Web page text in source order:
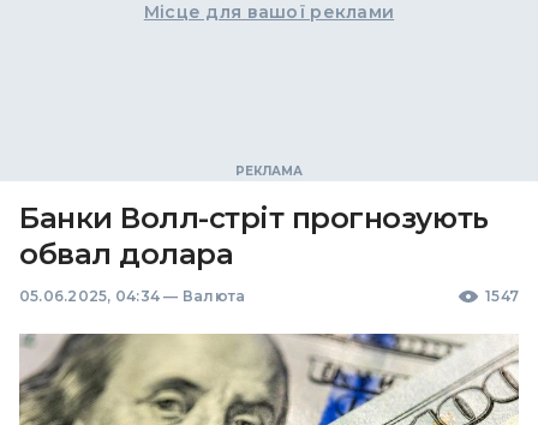
Місце для вашої реклами
Банки Волл-стріт прогнозують
обвал долара
05.06.2025, 04:34 — Валюта 1547